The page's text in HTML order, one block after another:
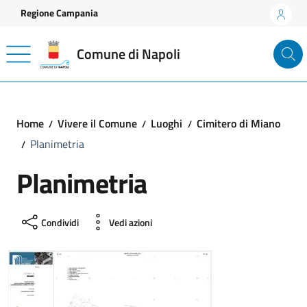
Vai ai contenuti
Vai al footer
Regione Campania
Comune di Napoli
Home Vivere il Comune Luoghi
Cimitero di Miano
Planimetria
Planimetria
Condividi Vedi azioni